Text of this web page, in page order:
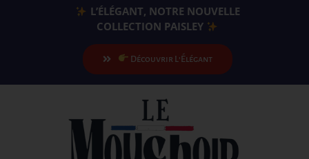
L’ÉLÉGANT, NOTRE NOUVELLE
COLLECTION PAISLEY
Découvrir L’Élégant